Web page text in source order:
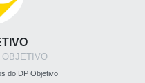
OBJETIVO
do DP Objetivo